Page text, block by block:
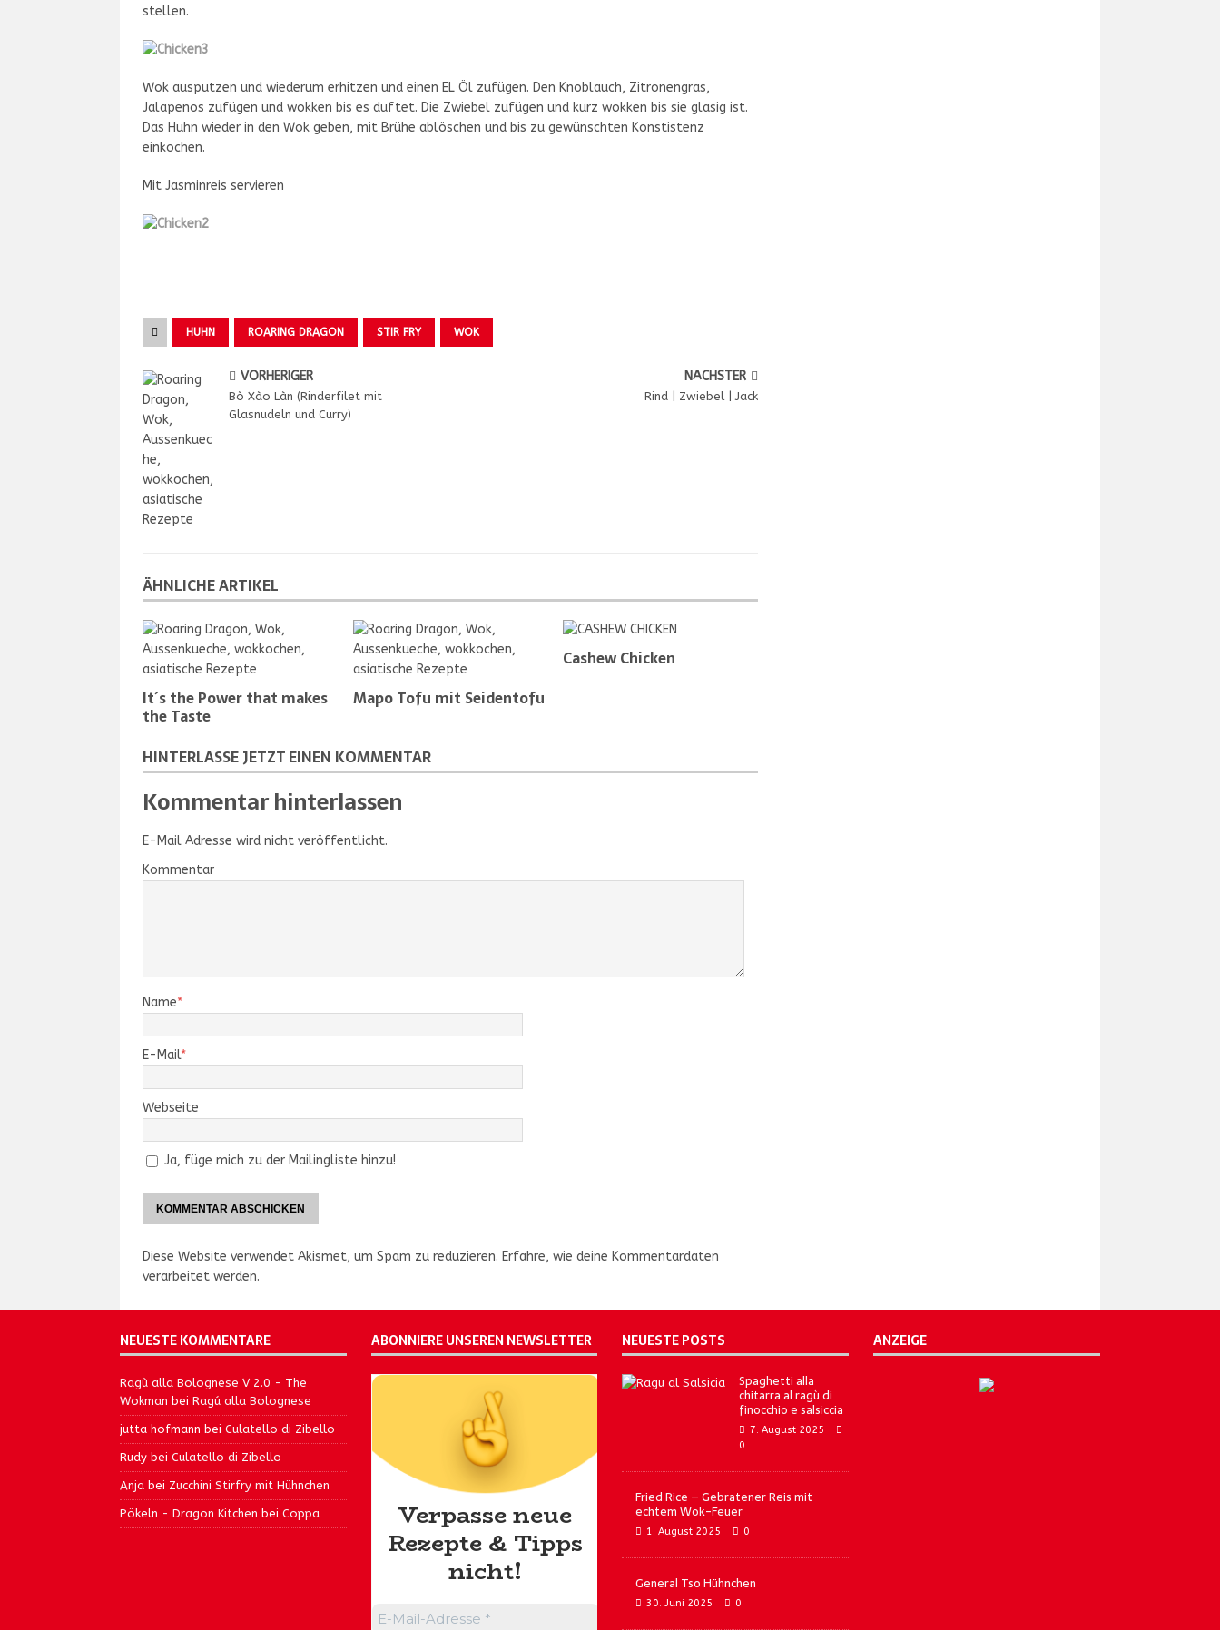
stellen.
Wok ausputzen und wiederum erhitzen und einen EL Öl zufügen. Den Knoblauch, Zitronengras,
Jalapenos zufügen und wokken bis es duftet. Die Zwiebel zufügen und kurz wokken bis sie glasig ist.
Das Huhn wieder in den Wok geben, mit Brühe ablöschen und bis zu gewünschten Konstistenz
einkochen.
Mit Jasminreis servieren
HUHN ROARING DRAGON STIR FRY WOK
VORHERIGER
Bò Xào Làn (Rinderfilet mit
Glasnudeln und Curry)
NÄCHSTER
Rind | Zwiebel | Jack
ÄHNLICHE ARTIKEL
It´s the Power that makes
the Taste
Mapo Tofu mit Seidentofu
Cashew Chicken
HINTERLASSE JETZT EINEN KOMMENTAR
Kommentar hinterlassen
E-Mail Adresse wird nicht veröffentlicht.
Kommentar
Name*
E-Mail*
Webseite
Ja, füge mich zu der Mailingliste hinzu!
Diese Website verwendet Akismet, um Spam zu reduzieren. Erfahre, wie deine Kommentardaten
verarbeitet werden.
NEUESTE KOMMENTARE
Ragù alla Bolognese V 2.0 - The
Wokman bei Ragú alla Bolognese
jutta hofmann bei Culatello di Zibello
Rudy bei Culatello di Zibello
Anja bei Zucchini Stirfry mit Hühnchen
Pökeln - Dragon Kitchen bei Coppa
ABONNIERE UNSEREN NEWSLETTER
Verpasse neue
Rezepte & Tipps
nicht!
NEUESTE POSTS
Spaghetti alla
chitarra al ragù di
finocchio e salsiccia
7. August 2025
0
Fried Rice – Gebratener Reis mit
echtem Wok-Feuer
1. August 2025 0
General Tso Hühnchen
30. Juni 2025 0
ANZEIGE